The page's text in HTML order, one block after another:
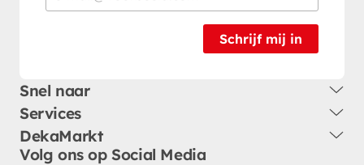
Schrijf mij in
Snel naar
Services
DekaMarkt
Volg ons op Social Media